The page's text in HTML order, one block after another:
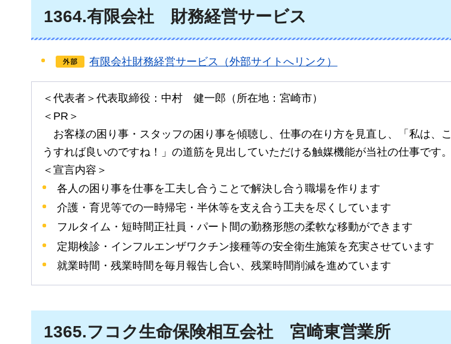
1364.有限会社 財務経営サービス
有限会社財務経営サービス（外部サイトへリンク）
＜代表者＞代表取締役：中村 健一郎 （所在地：宮崎市）
＜PR＞
お客様の困り事・スタッフの困り事を傾聴し、仕事の在り方を見直し、「私は、こ
うすれば良いのですね！」の道筋を見出していただける触媒機能が当社の仕事です。
＜宣言内容＞
各人の困り事を仕事を工夫し合うことで解決し合う職場を作ります
介護・育児等での一時帰宅・半休等を支え合う工夫を尽くしています
フルタイム・短時間正社員・パート間の勤務形態の柔軟な移動ができます
定期検診・インフルエンザワクチン接種等の安全衛生施策を充実させています
就業時間・残業時間を毎月報告し合い、残業時間削減を進めています
1365.フコク生命保険相互会社 宮崎東営業所